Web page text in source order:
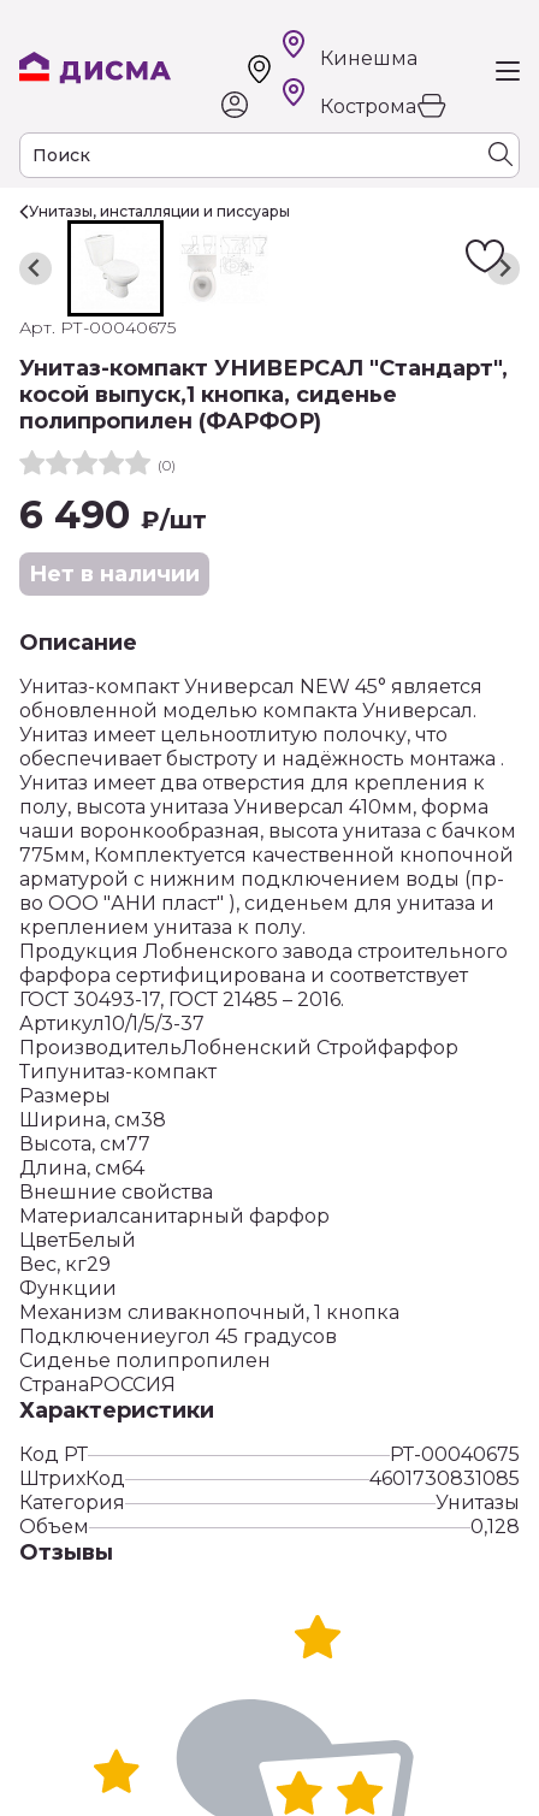
Кинешма
Кострома
Унитазы, инсталляции и писсуары
Арт. РТ-00040675
Унитаз-компакт УНИВЕРСАЛ "Стандарт",
косой выпуск,1 кнопка, сиденье
полипропилен (ФАРФОР)
(0)
6 490 ₽/шт
Нет в наличии
Описание
Унитаз-компакт Универсал NEW 45° является
обновленной моделью компакта Универсал.
Унитаз имеет цельноотлитую полочку, что
обеспечивает быстроту и надёжность монтажа .
Унитаз имеет два отверстия для крепления к
полу, высота унитаза Универсал 410мм, форма
чаши воронкообразная, высота унитаза с бачком
775мм, Комплектуется качественной кнопочной
арматурой с нижним подключением воды (пр-
во ООО "АНИ пласт" ), сиденьем для унитаза и
креплением унитаза к полу.
Продукция Лобненского завода строительного
фарфора сертифицирована и соответствует
ГОСТ 30493-17, ГОСТ 21485 – 2016.
Артикул10/1/5/3-37
ПроизводительЛобненский Стройфарфор
Типунитаз-компакт
Размеры
Ширина, см38
Высота, см77
Длина, см64
Внешние свойства
Материалсанитарный фарфор
ЦветБелый
Вес, кг29
Функции
Механизм сливакнопочный, 1 кнопка
Подключениеугол 45 градусов
Сиденье полипропилен
СтранаРОССИЯ
Характеристики
Код РТ
РТ-00040675
ШтрихКод
4601730831085
Категория
Унитазы
Объем
0,128
Отзывы